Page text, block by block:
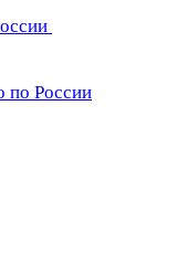
по России